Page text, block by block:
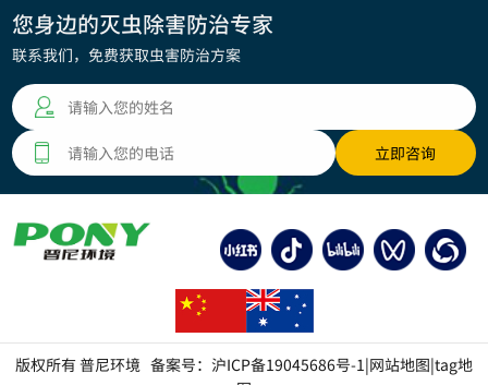
您身边的灭虫除害防治专家
联系我们，免费获取虫害防治方案
版权所有 普尼环境 备案号： 沪ICP备19045686号-1 |网站地图|tag地